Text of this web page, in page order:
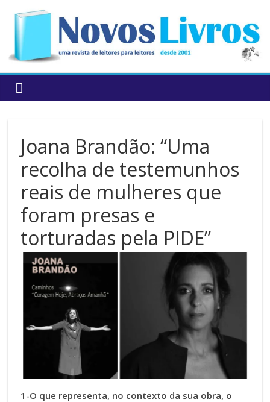
content
Joana Brandão: “Uma
recolha de testemunhos
reais de mulheres que
foram presas e
torturadas pela PIDE”
1-O que representa, no contexto da sua obra, o